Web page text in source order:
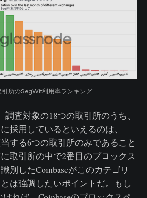
引所のSegWit利用率ランキング
査対象の18つの取引所のうち、
採用しているといえるのは、
当する6つの取引所のみであること
取引所の中で2番目のブロックス
別したCoinbaseがこのカテゴリ
は強調したいポイントだ。もし